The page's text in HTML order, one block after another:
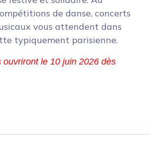
de danse, concerts
vous attendent dans
typiquement parisienne.
ouvriront le 10 juin 2026 dès